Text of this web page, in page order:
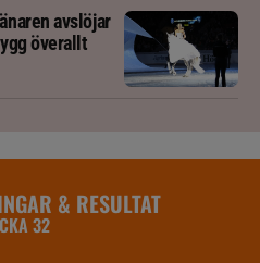
avslöjar
överallt
& RESULTAT
32